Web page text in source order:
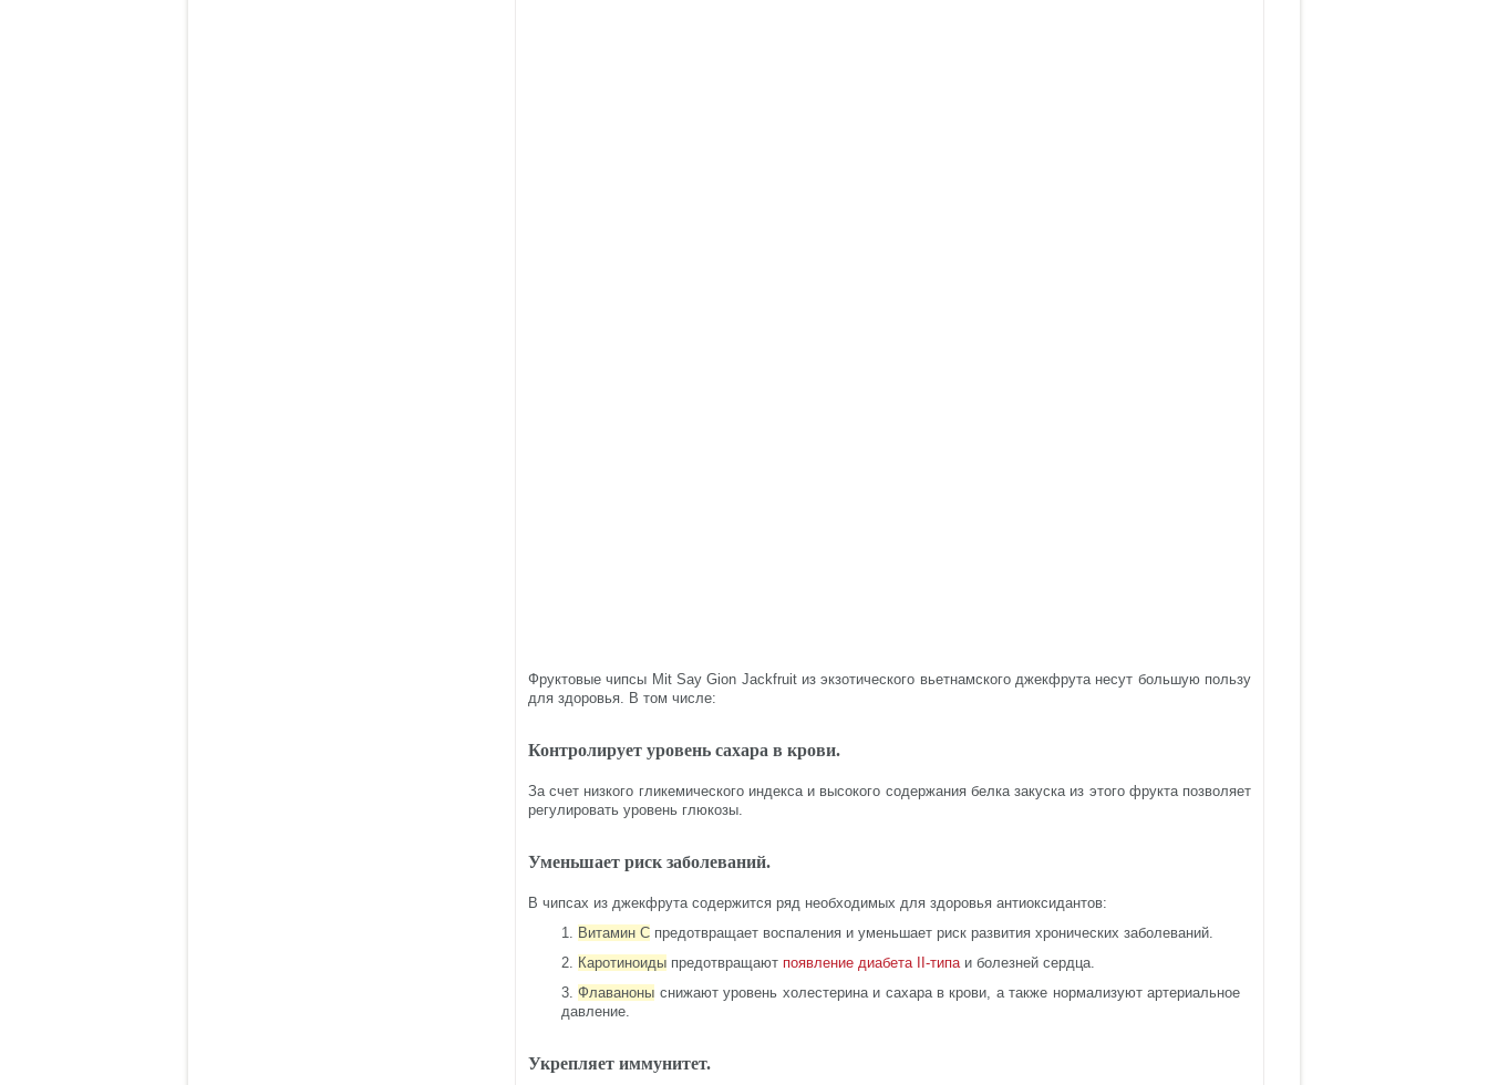
Фруктовые чипсы Mit Say Gion Jackfruit из экзотического вьетнамского джекфрута несут большую пользу
для здоровья. В том числе:
Контролирует уровень сахара в крови.
За счет низкого гликемического индекса и высокого содержания белка закуска из этого фрукта позволяет
регулировать уровень глюкозы.
Уменьшает риск заболеваний.
В чипсах из джекфрута содержится ряд необходимых для здоровья антиоксидантов:
Витамин C предотвращает воспаления и уменьшает риск развития хронических заболеваний.
Каротиноиды предотвращают появление диабета II-типаи болезней сердца.
Флаваноны снижают уровень холестерина и сахара в крови, а также нормализуют артериальное
давление.
Укрепляет иммунитет.